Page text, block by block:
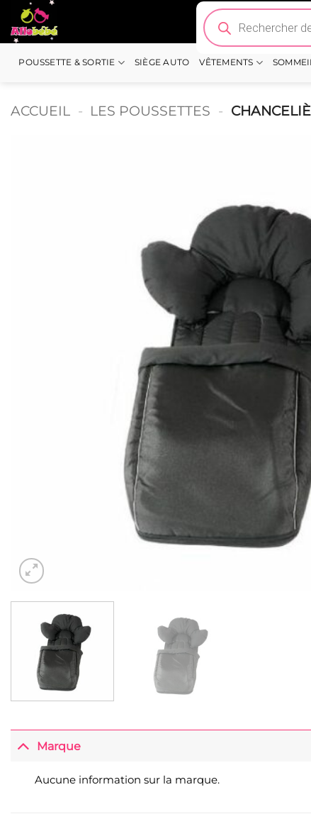
Passer
au
contenu
Recherche
de
produits
POUSSETTE & SORTIE SIÈGE AUTO VÊTEMENTS
ACCUEIL - LES POUSSETTES -
Marque
Aucune information sur la marque.